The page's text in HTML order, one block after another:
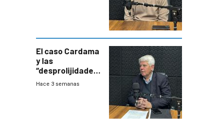
innovadora
El caso Cardama
y las
“desprolijidades”
que la
Hace 3 semanas